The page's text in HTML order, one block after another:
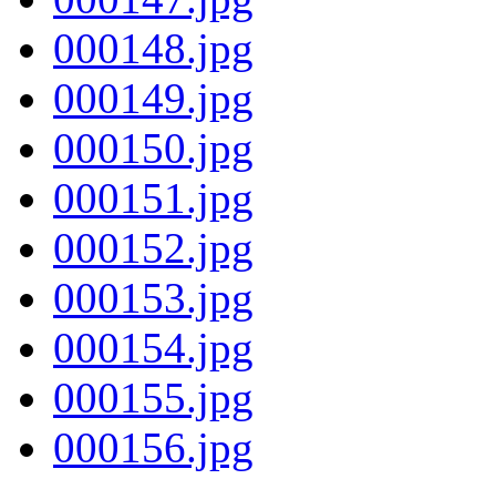
000148.jpg
000149.jpg
000150.jpg
000151.jpg
000152.jpg
000153.jpg
000154.jpg
000155.jpg
000156.jpg